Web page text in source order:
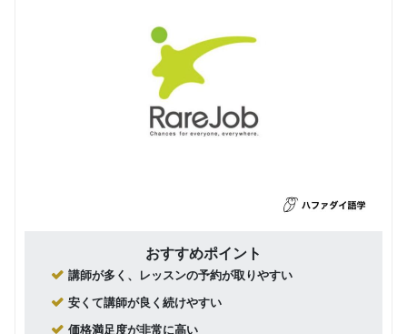
おすすめポイント
講師が多く、レッスンの予約が取りやすい
安くて講師が良く続けやすい
価格満足度が非常に高い